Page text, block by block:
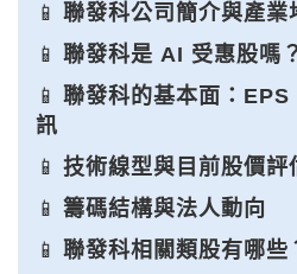
📱 聯發科公司簡介與產業
📱 聯發科是 AI 受惠股嗎
📱 聯發科的基本面：
訊
📱 技術線型與目前股價評
📱 籌碼結構與法人動向
📱 聯發科相關類股有哪些